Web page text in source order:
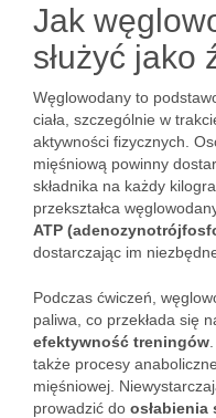
Jak
służyć jako
Węglowodany to
ciała, szczególnie w
aktywności fizycznych.
mięśniową powinny
składnika na każdy
przekształca
ATP
dostarczając im
Podczas ćwiczeń,
paliwa, co przekłada się
efektywność treningów
także procesy
mięśniowej.
prowadzić do osłabienia